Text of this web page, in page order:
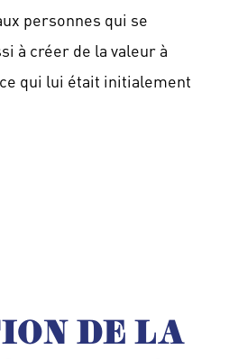
personnes qui se
à créer de la valeur à
qui lui était initialement
DE LA